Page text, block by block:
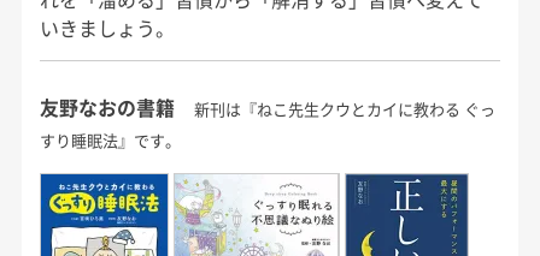
いきましょう。
友野なおの書籍
新刊は『ねこ先生クウとカイに教わる ぐっ
すり睡眠法』です。